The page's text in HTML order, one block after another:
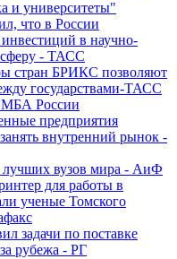
и университеты"
что в России
инвестиций в научно-
сферу - ТАСС
стран БРИКС позволяют
государствами-ТАСС
России
предприятия
внутренний рынок -
вузов мира - АиФ
для работы в
ученые Томского
задачи по поставке
рубежа - РГ